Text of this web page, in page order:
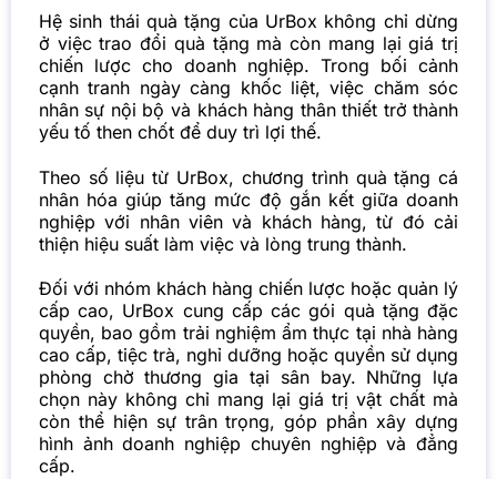
Hệ sinh thái quà tặng của UrBox không chỉ dừng
ở việc trao đổi quà tặng mà còn mang lại giá trị
chiến lược cho doanh nghiệp. Trong bối cảnh
cạnh tranh ngày càng khốc liệt, việc chăm sóc
nhân sự nội bộ và khách hàng thân thiết trở thành
yếu tố then chốt để duy trì lợi thế.
Theo số liệu từ UrBox, chương trình quà tặng cá
nhân hóa giúp tăng mức độ gắn kết giữa doanh
nghiệp với nhân viên và khách hàng, từ đó cải
thiện hiệu suất làm việc và lòng trung thành.
Đối với nhóm khách hàng chiến lược hoặc quản lý
cấp cao, UrBox cung cấp các gói quà tặng đặc
quyền, bao gồm trải nghiệm ẩm thực tại nhà hàng
cao cấp, tiệc trà, nghỉ dưỡng hoặc quyền sử dụng
phòng chờ thương gia tại sân bay. Những lựa
chọn này không chỉ mang lại giá trị vật chất mà
còn thể hiện sự trân trọng, góp phần xây dựng
hình ảnh doanh nghiệp chuyên nghiệp và đẳng
cấp.